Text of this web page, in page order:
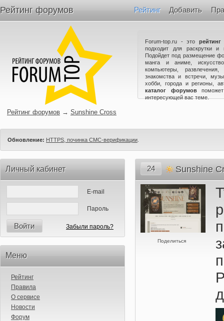
Рейтинг форумов Рейтинг Добавить
Forum-top.ru - это
подходит для раскрутки и
Подойдет под размещение
манга и аниме,
компьютеры,
знакомства и встречи,
хобби, города и регионы,
каталог форумов
интересующей вас теме.
Рейтинг форумов → Sunshine Cross
Обновление: HTTPS, починка СМС-верификации
Личный кабинет
E-mail
Пароль
Войти Забыли пароль?
Меню
Рейтинг
Правила
О сервисе
Новости
Форум
24 Sunshine
Поделиться